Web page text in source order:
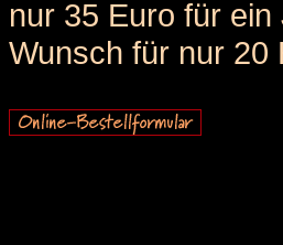
nur 35 Euro für
Wunsch für nur 20